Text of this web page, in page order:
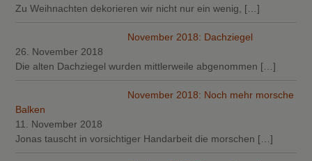
Zu Weihnachten dekorieren wir nicht nur ein wenig, […]
November 2018: Dachziegel
26. November 2018
Die alten Dachziegel wurden mittlerweile abgenommen […]
November 2018: Noch mehr morsche
Balken
11. November 2018
Jonas tauscht in vorsichtiger Handarbeit die morschen […]